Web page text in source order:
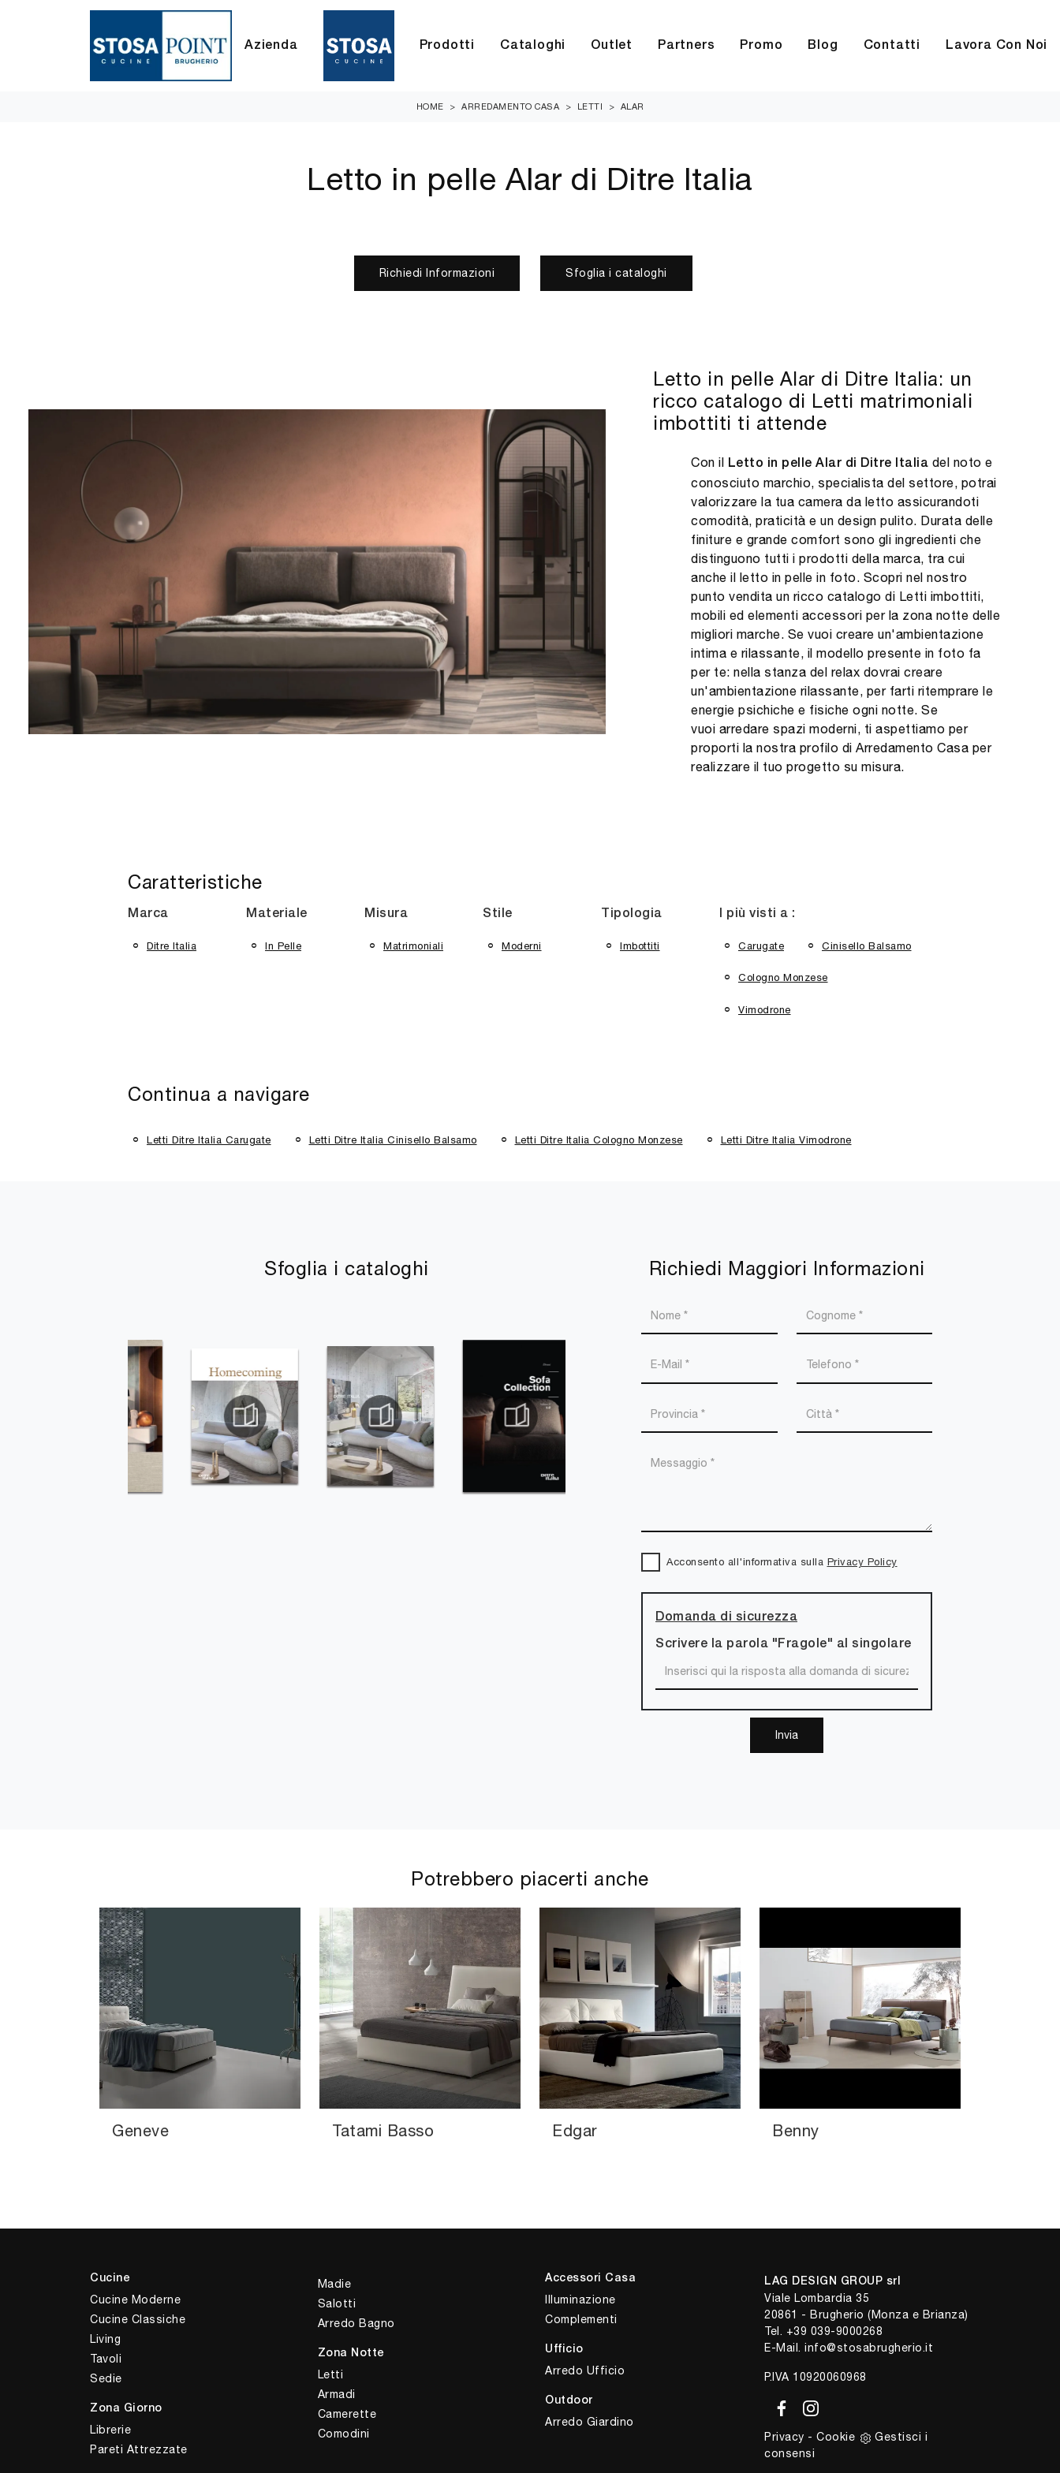
Azienda Prodotti Cataloghi Outlet Partners Promo Blog Contatti Lavora Con Noi
HOME > ARREDAMENTO CASA > LETTI > ALAR
Letto in pelle Alar di Ditre Italia
Richiedi Informazioni Sfoglia i cataloghi
Letto in pelle Alar di Ditre Italia: un
ricco catalogo di Letti matrimoniali
imbottiti ti attende
Con il Letto in pelle Alar di Ditre Italia del noto e
conosciuto marchio, specialista del settore, potrai
valorizzare la tua camera da letto assicurandoti
comodità, praticità e un design pulito. Durata delle
finiture e grande comfort sono gli ingredienti che
distinguono tutti i prodotti della marca, tra cui
anche il letto in pelle in foto. Scopri nel nostro
punto vendita un ricco catalogo di Letti imbottiti,
mobili ed elementi accessori per la zona notte delle
migliori marche. Se vuoi creare un'ambientazione
intima e rilassante, il modello presente in foto fa
per te: nella stanza del relax dovrai creare
un'ambientazione rilassante, per farti ritemprare le
energie psichiche e fisiche ogni notte. Se
vuoi arredare spazi moderni, ti aspettiamo per
proporti la nostra profilo di Arredamento Casa per
realizzare il tuo progetto su misura.
Caratteristiche
Marca
Ditre Italia
Materiale
In Pelle
Misura
Matrimoniali
Stile
Moderni
Tipologia
Imbottiti
I più visti a :
Carugate Cinisello Balsamo
Cologno Monzese
Vimodrone
Continua a navigare
Letti Ditre Italia Carugate Letti Ditre Italia Cinisello Balsamo Letti Ditre Italia Cologno Monzese Letti Ditre Italia Vimodrone
Sfoglia i cataloghi Richiedi Maggiori Informazioni
Acconsento all'informativa sulla Privacy Policy
Domanda di sicurezza
Scrivere la parola "Fragole" al singolare
Invia
Potrebbero piacerti anche
Geneve Tatami Basso Edgar Benny
Cucine
Cucine Moderne
Cucine Classiche
Living
Tavoli
Sedie
Zona Giorno
Librerie
Pareti Attrezzate
Madie
Salotti
Arredo Bagno
Zona Notte
Letti
Armadi
Camerette
Comodini
Accessori Casa
Illuminazione
Complementi
Ufficio
Arredo Ufficio
Outdoor
Arredo Giardino
LAG DESIGN GROUP srl
Viale Lombardia 35
20861 - Brugherio (Monza e Brianza)
Tel. +39 039-9000268
E-Mail. info@stosabrugherio.it
P.IVA 10920060968
Privacy - Cookie
Gestisci i
consensi